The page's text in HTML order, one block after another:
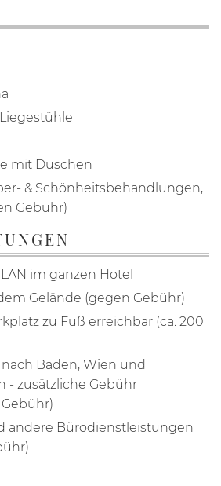
mit Duschen
& Schönheitsbehandlungen,
Gebühr)
im ganzen Hotel
Gelände (gegen Gebühr)
zu Fuß erreichbar (ca. 200
Baden, Wien und
- zusätzliche Gebühr
andere Bürodienstleistungen